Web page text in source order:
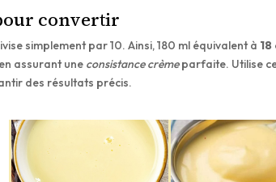
convertir
simplement par 10. Ainsi, 180 ml équivalent à 18
assurant une consistance crèmeparfaite. Utilise
des résultats précis.